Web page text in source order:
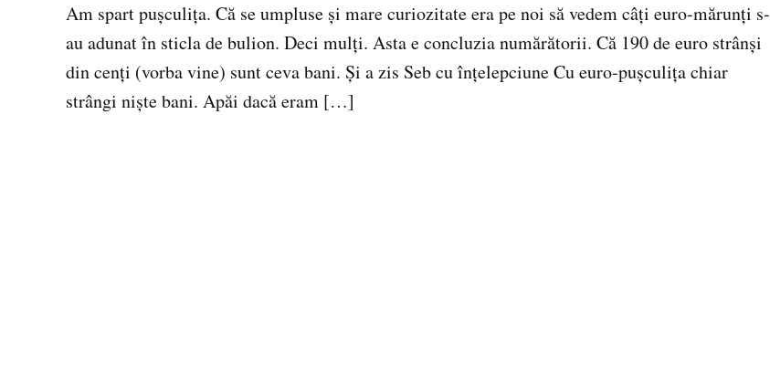
Am spart puşculiţa. Că se umpluse şi mare curiozitate era pe noi să vedem câţi euro-mărunţi s-
au adunat în sticla de bulion. Deci mulţi. Asta e concluzia numărătorii. Că 190 de euro strânşi
din cenţi (vorba vine) sunt ceva bani. Şi a zis Seb cu înţelepciune Cu euro-puşculiţa chiar
strângi nişte bani. Apăi dacă eram […]